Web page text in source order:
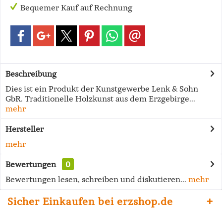
Bequemer Kauf auf Rechnung
Beschreibung
Dies ist ein Produkt der Kunstgewerbe Lenk & Sohn
GbR. Traditionelle Holzkunst aus dem Erzgebirge...
mehr
Hersteller
mehr
Bewertungen
0
Bewertungen lesen, schreiben und diskutieren... mehr
Sicher Einkaufen bei erzshop.de